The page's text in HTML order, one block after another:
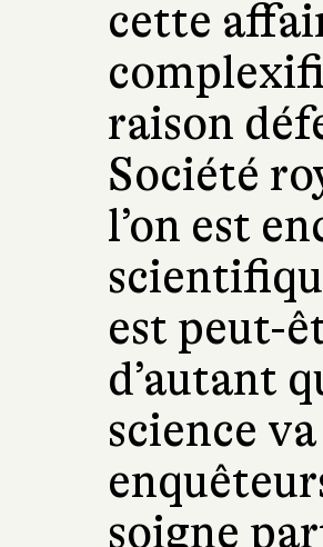
cette
raison
Société
l’on est
est peut-
d’autant
science
soigne